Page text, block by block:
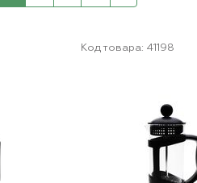
Код товара: 41198